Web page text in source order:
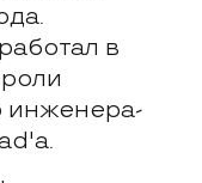
в
инженера-